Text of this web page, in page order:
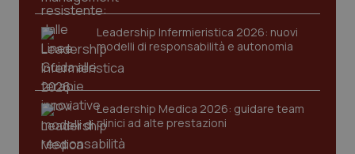
Leadership Infermieristica 2026: nuovi
modelli di responsabilità e autonomia
Leadership Medica 2026: guidare team
clinici ad alte prestazioni
VISITOR_PRIVACY_METADATA
YouTube
.youtube.com